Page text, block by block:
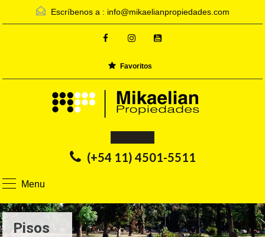
Escríbenos a : info@mikaelianpropiedades.com
Favoritos
(+54 11) 4501-5511
Menu
Pisos